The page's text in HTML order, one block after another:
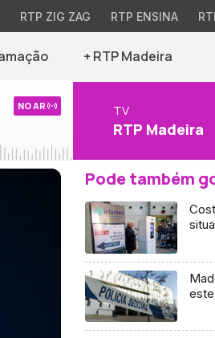
RTP ZIG ZAG RTP ENSINA
+ RTP Madeira
NO AR TV
RTP Madeira
Pode também